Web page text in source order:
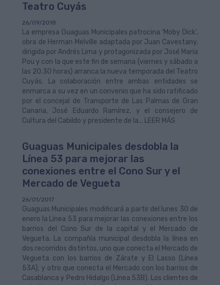
Teatro Cuyás
26/09/2018
La empresa Guaguas Municipales patrocina ‘Moby Dick’,
obra de Herman Melville adaptada por Juan Cavestany,
dirigida por Andrés Lima y protagonizada por José María
Pou y con la que este fin de semana (viernes y sábado a
las 20.30 horas) arranca la nueva temporada del Teatro
Cuyás. La colaboración entre ambas entidades se
enmarca a su vez en un convenio que ha sido ratificado
por el concejal de Transporte de Las Palmas de Gran
Canaria, José Eduardo Ramírez, y el consejero de
Cultura del Cabildo y presidente de la... LEER MÁS
Guaguas Municipales desdobla la
Línea 53 para mejorar las
conexiones entre el Cono Sur y el
Mercado de Vegueta
26/01/2017
Guaguas Municipales modificará a partir del lunes 30 de
enero la Línea 53 para mejorar las conexiones entre los
barrios del Cono Sur de la capital y el Mercado de
Vegueta. La compañía municipal desdobla la línea en
dos recorridos distintos, uno que conecta el Mercado de
Vegueta con los barrios de Zárate y El Lasso (Línea
53A); y otro que conecta el Mercado con los barrios de
Casablanca y Pedro Hidalgo (Línea 53B). Los clientes de